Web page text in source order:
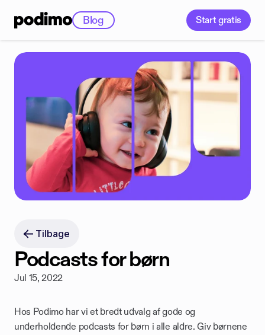
Blog Start gratis
Tilbage
Podcasts for børn
Jul 15, 2022
Hos Podimo har vi et bredt udvalg af gode og
underholdende podcasts for børn i alle aldre. Giv børnene